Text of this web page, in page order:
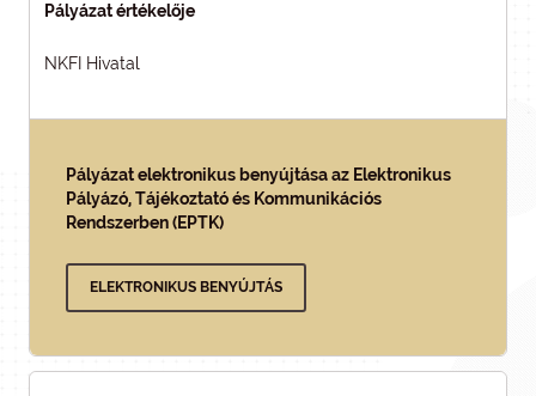
Pályázat értékelője
NKFI Hivatal
Pályázat elektronikus benyújtása az Elektronikus
Pályázó, Tájékoztató és Kommunikációs
Rendszerben (EPTK)
ELEKTRONIKUS BENYÚJTÁS